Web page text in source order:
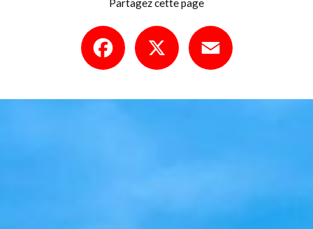
Partagez cette page
Facebook